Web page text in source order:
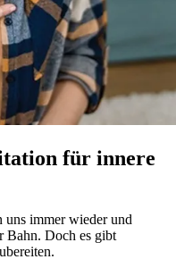
für innere
uns immer wieder und
Bahn. Doch es gibt